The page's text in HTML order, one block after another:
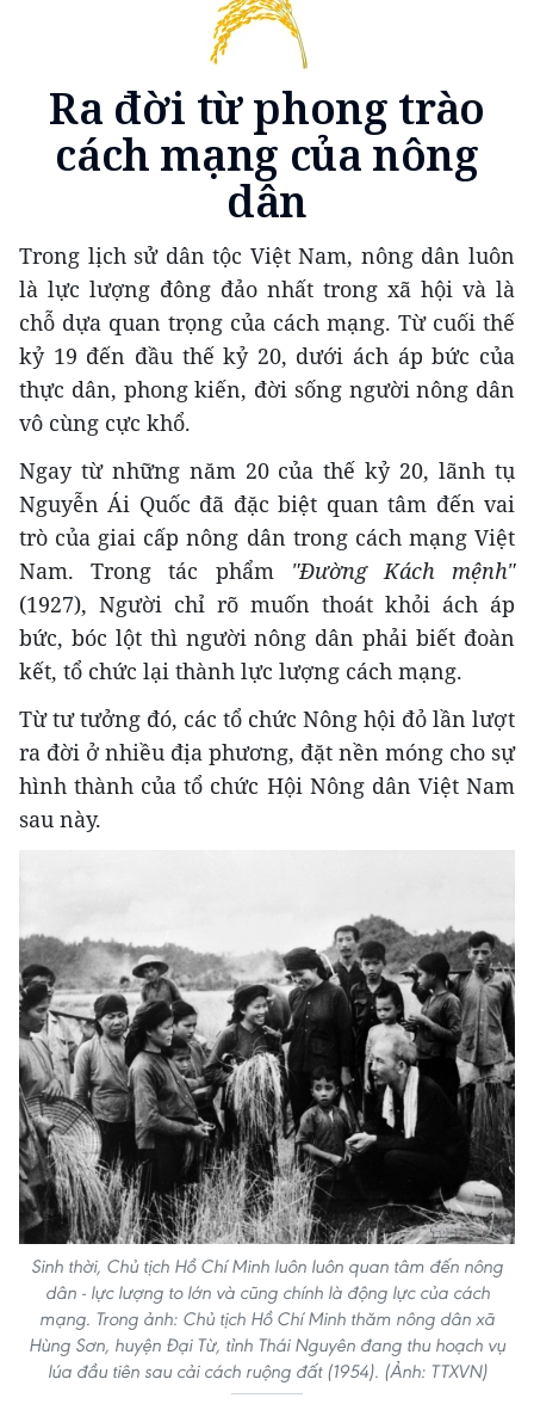
Ra đời từ phong trào
cách mạng của nông
dân
Trong lịch sử dân tộc Việt Nam, nông dân luôn
là lực lượng đông đảo nhất trong xã hội và là
chỗ dựa quan trọng của cách mạng. Từ cuối thế
kỷ 19 đến đầu thế kỷ 20, dưới ách áp bức của
thực dân, phong kiến, đời sống người nông dân
vô cùng cực khổ.
Ngay từ những năm 20 của thế kỷ 20, lãnh tụ
Nguyễn Ái Quốc đã đặc biệt quan tâm đến vai
trò của giai cấp nông dân trong cách mạng Việt
Nam. Trong tác phẩm"Đường Kách mệnh"
(1927), Người chỉ rõ muốn thoát khỏi ách áp
bức, bóc lột thì người nông dân phải biết đoàn
kết, tổ chức lại thành lực lượng cách mạng.
Từ tư tưởng đó, các tổ chức Nông hội đỏ lần lượt
ra đời ở nhiều địa phương, đặt nền móng cho sự
hình thành của tổ chức Hội Nông dân Việt Nam
sau này.
Sinh thời, Chủ tịch Hồ Chí Minh luôn luôn quan tâm đến nông
dân - lực lượng to lớn và cũng chính là động lực của cách
mạng. Trong ảnh: Chủ tịch Hồ Chí Minh thăm nông dân xã
Hùng Sơn, huyện Đại Từ, tỉnh Thái Nguyên đang thu hoạch vụ
lúa đầu tiên sau cải cách ruộng đất (1954). (Ảnh: TTXVN)